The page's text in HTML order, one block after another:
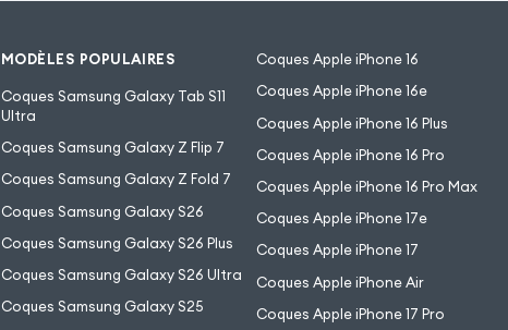
MODÈLES POPULAIRES
Coques Samsung Galaxy Tab S11
Ultra
Coques Samsung Galaxy Z Flip 7
Coques Samsung Galaxy Z Fold 7
Coques Samsung Galaxy S26
Coques Samsung Galaxy S26 Plus
Coques Samsung Galaxy S26 Ultra
Coques Samsung Galaxy S25
Coques Apple iPhone 16
Coques Apple iPhone 16e
Coques Apple iPhone 16 Plus
Coques Apple iPhone 16 Pro
Coques Apple iPhone 16 Pro Max
Coques Apple iPhone 17e
Coques Apple iPhone 17
Coques Apple iPhone Air
Coques Apple iPhone 17 Pro